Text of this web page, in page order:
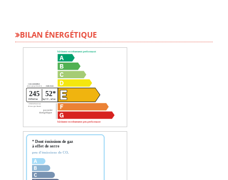
BILAN ÉNERGÉTIQUE